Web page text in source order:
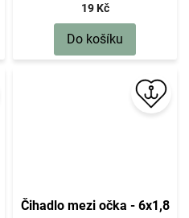
19 Kč
Do košíku
Čihadlo mezi očka - 6x1,8